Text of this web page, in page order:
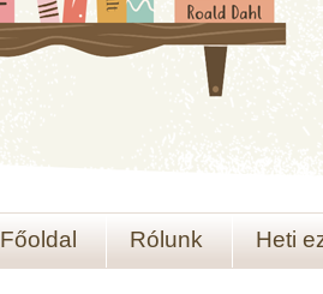
Főoldal Rólunk Heti